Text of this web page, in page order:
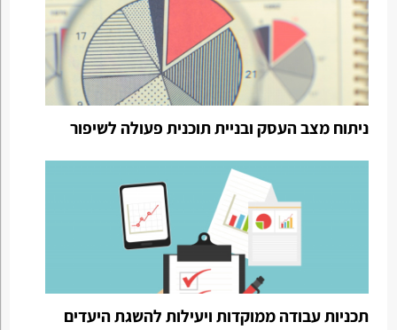
ניתוח מצב העסק ובניית תוכנית פעולה לשיפור
תכניות עבודה ממוקדות ויעילות להשגת היעדים